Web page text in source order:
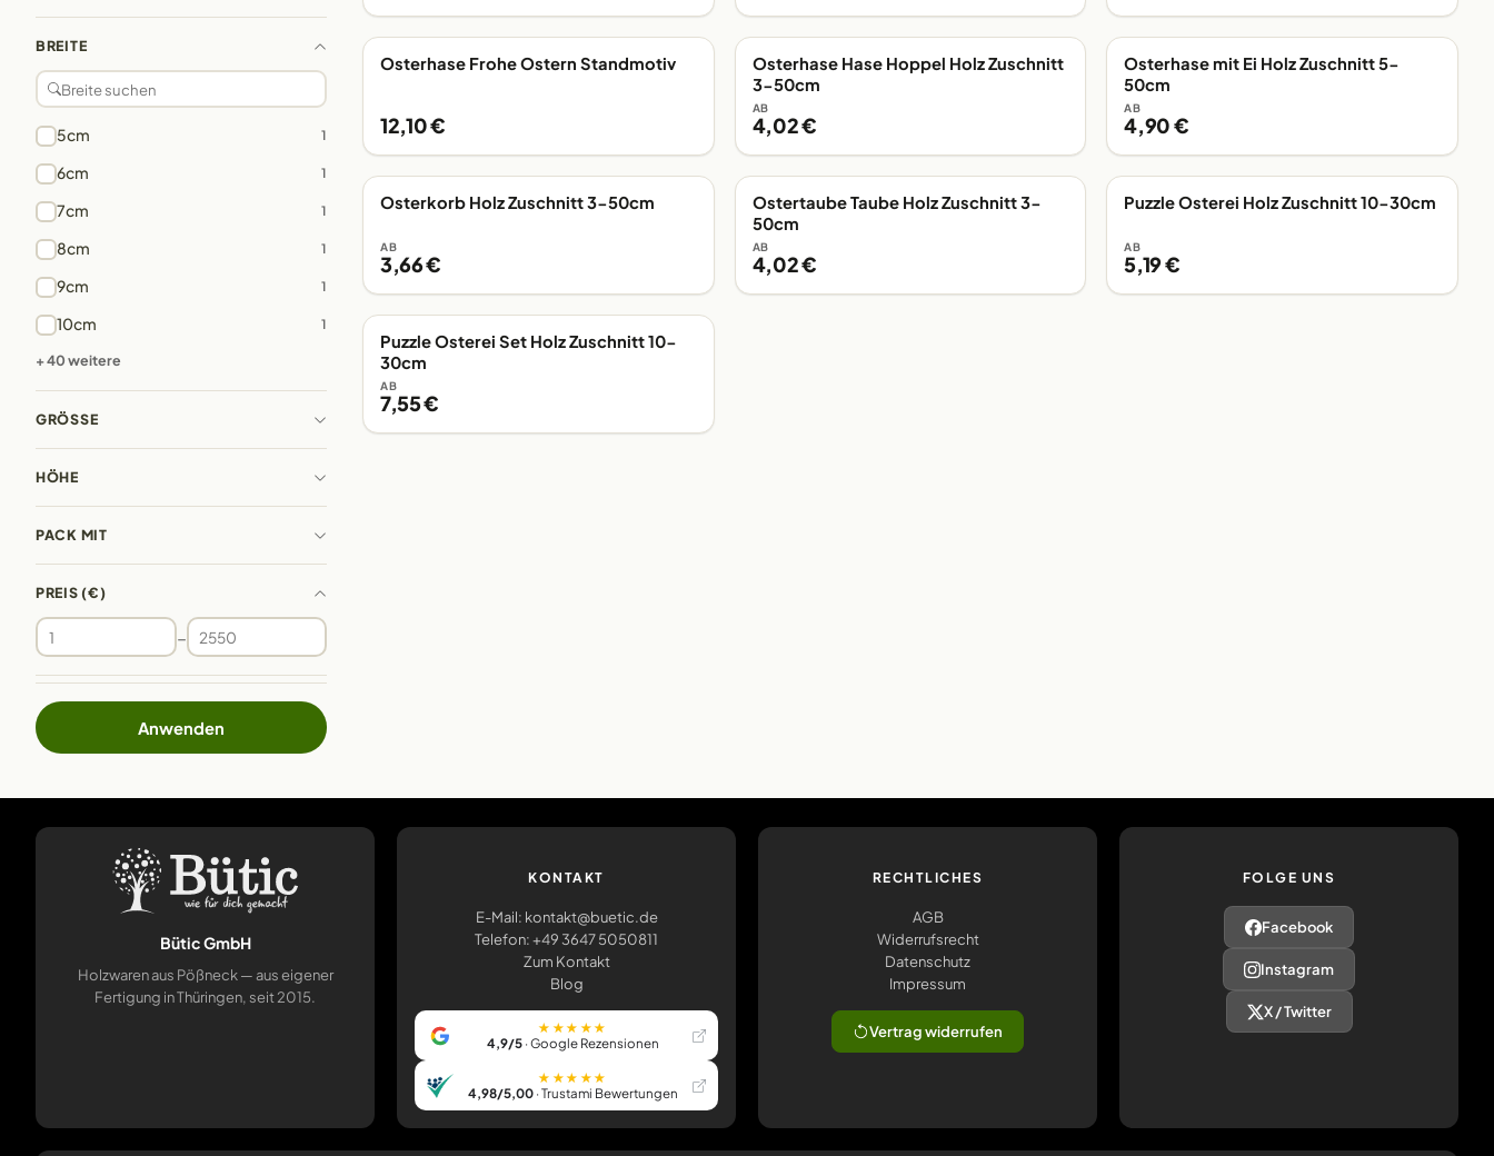
BREITE
5cm 1
6cm 1
7cm 1
8cm 1
9cm 1
10cm 1
+ 40 weitere
GRÖSSE
HÖHE
PACK MIT
PREIS (€)
–
Anwenden
EIGENE FERTIGUNG
Osterhase Frohe Ostern Standmotiv
12,10 €
EIGENE FERTIGUNG
Osterhase Hase Hoppel Holz Zuschnitt
3-50cm
AB
4,02 €
EIGENE FERTIGUNG
Osterhase mit Ei Holz Zuschnitt 5-
50cm
AB
4,90 €
EIGENE FERTIGUNG
Osterkorb Holz Zuschnitt 3-50cm
AB
3,66 €
EIGENE FERTIGUNG
Ostertaube Taube Holz Zuschnitt 3-
50cm
AB
4,02 €
EIGENE FERTIGUNG
Puzzle Osterei Holz Zuschnitt 10-30cm
AB
5,19 €
EIGENE FERTIGUNG
Puzzle Osterei Set Holz Zuschnitt 10-
30cm
AB
7,55 €
Bütic GmbH
Holzwaren aus Pößneck — aus eigener
Fertigung in Thüringen, seit 2015.
KONTAKT
E-Mail: kontakt@buetic.de
Telefon: +49 3647 5050811
Zum Kontakt
Blog
★★★★★
4,9/5 · Google Rezensionen
★★★★★
4,98/5,00 · Trustami Bewertungen
RECHTLICHES
AGB
Widerrufsrecht
Datenschutz
Impressum
Vertrag widerrufen
FOLGE UNS
Facebook
Instagram
X / Twitter